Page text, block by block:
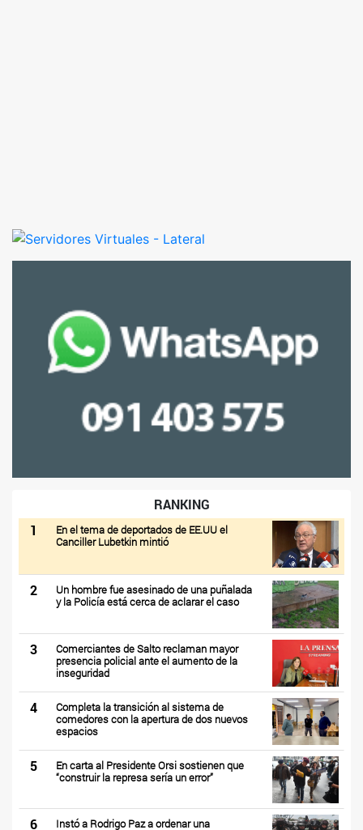
RANKING
1
En el tema de deportados de EE.UU el
Canciller Lubetkin mintió
2
Un hombre fue asesinado de una puñalada
y la Policía está cerca de aclarar el caso
3
Comerciantes de Salto reclaman mayor
presencia policial ante el aumento de la
inseguridad
4
Completa la transición al sistema de
comedores con la apertura de dos nuevos
espacios
5
En carta al Presidente Orsi sostienen que
“construir la represa sería un error”
6
Instó a Rodrigo Paz a ordenar una